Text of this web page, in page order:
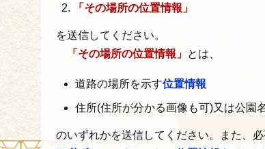
「その場所の位置情報」
を送信してください。
「その場所の位置情報」 とは、
道路の場所を示す位置情報
住所(住所が分かる画像も可)又は公園
のいずれかを送信してください。また、